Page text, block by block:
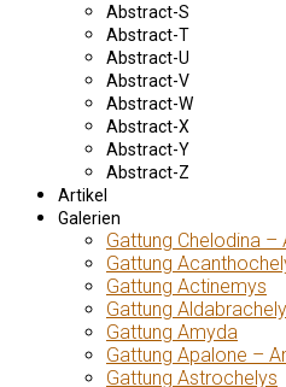
Abstract-S
Abstract-T
Abstract-U
Abstract-V
Abstract-W
Abstract-X
Abstract-Y
Abstract-Z
Artikel
Galerien
Gattung Chelodina
Gattung
Gattung Actinemys
Gattung
Gattung Amyda
Gattung Apalone –
Gattung Astrochelys